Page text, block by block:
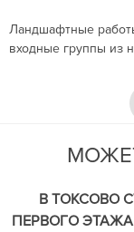
Ландшафтные
входные группы из
В ТОКСОВО
ПЕРВОГО